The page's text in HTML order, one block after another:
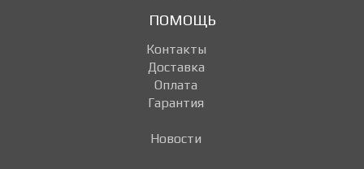
ПОМОЩЬ
Контакты
Доставка
Оплата
Гарантия
Новости